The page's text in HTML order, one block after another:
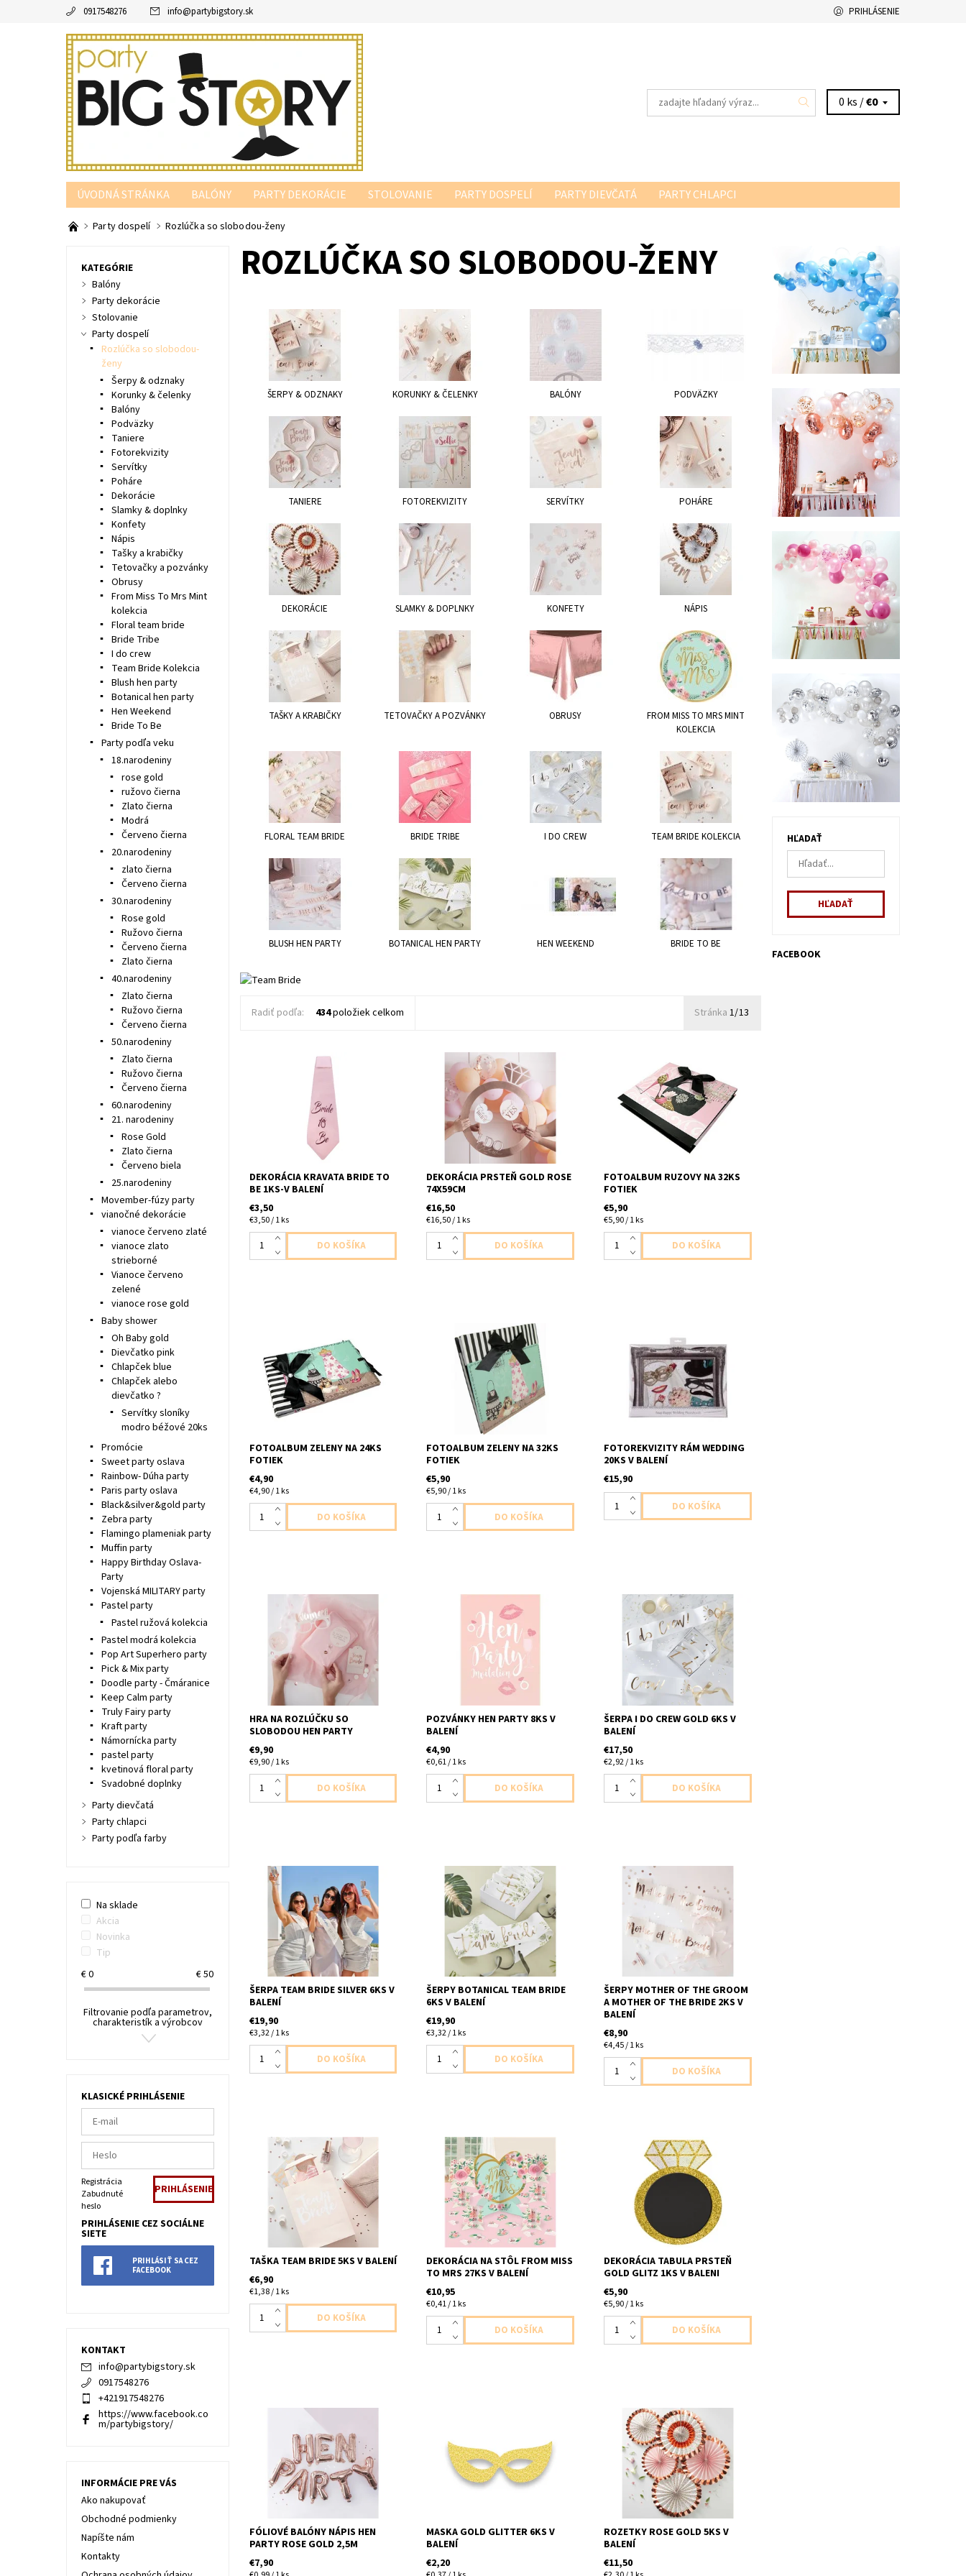
0917548276 info@partybigstory.sk PRIHLÁSENIE
0 ks /€0
ÚVODNÁ STRÁNKA BALÓNY PARTY DEKORÁCIE STOLOVANIE PARTY DOSPELÍ PARTY DIEVČATÁ
PARTY CHLAPCI
PARTY PODĽA FARBY
Party dospelí Rozlúčka so slobodou-ženy
ROZLÚČKA SO SLOBODOU-ŽENY
ŠERPY & ODZNAKY KORUNKY & ČELENKY BALÓNY PODVÄZKY
TANIERE FOTOREKVIZITY SERVÍTKY POHÁRE
DEKORÁCIE SLAMKY & DOPLNKY KONFETY NÁPIS
TAŠKY A KRABIČKY TETOVAČKY A POZVÁNKY OBRUSY
FROM MISS TO MRS MINT
KOLEKCIA
FLORAL TEAM BRIDE BRIDE TRIBE I DO CREW TEAM BRIDE KOLEKCIA
BLUSH HEN PARTY BOTANICAL HEN PARTY HEN WEEKEND BRIDE TO BE
Radiť podľa: 434položiek celkom Stránka 1/13
textilana Kravata nastavajuca
nevesta 1ks v baleni dlzka cca
23,5cm uni velkost na gumičke
DEKORÁCIA KRAVATA BRIDE TO
BE 1KS-V BALENÍ
€3,50
€3,50 / 1 ks
Fotorekvizita veľký prsteň
papierovy ruzovo zlaty 1ks v
baleni velkost 74x59cm
DEKORÁCIA PRSTEŇ GOLD ROSE
74X59CM
€16,50
€16,50 / 1 ks
Fotoalbum ruzovy na 32ks fotiek
FOTOALBUM RUZOVY NA 32KS
FOTIEK
€5,90
€5,90 / 1 ks
Fotoalbum zeleny na 24ks fotiek
FOTOALBUM ZELENY NA 24KS
FOTIEK
€4,90
€4,90 / 1 ks
Fotoalbum zeleny na 32ks fotiek
FOTOALBUM ZELENY NA 32KS
FOTIEK
€5,90
€5,90 / 1 ks
papierové fotorekvizity balenie
obsahuje 20ks rôznych druhov
rekvizít
FOTOREKVIZITY RÁM WEDDING
20KS V BALENÍ
€15,90
hra obsahuje: 1x okuliare s
nápisom Winner 15x kartička, kde
je potrebné napísať úlohu pre
nevestu a družičky popis v
anglickom jazyku 1x pravidlá 10x
jemný papier na zabalenie...
HRA NA ROZLÚČKU SO
SLOBODOU HEN PARTY
€9,90
€9,90 / 1 ks
papierove pozvanky 8ks v balení
19,8x13,4cm
POZVÁNKY HEN PARTY 8KS V
BALENÍ
€4,90
€0,61 / 1 ks
papierova serpa biela so zlatym
napisom moja posadka obsahuje:
6x šerpa I Do Crew rozmery
10x75cm uni velkost
ŠERPA I DO CREW GOLD 6KS V
BALENÍ
€17,50
€2,92 / 1 ks
papierove serpa so striebornym
napisom tím nevesty 6ks v baleni
uni velkost na snurku
ŠERPA TEAM BRIDE SILVER 6KS V
BALENÍ
€19,90
€3,32 / 1 ks
papierova serpa sada tím nevesty
6ks v balení velkost uni
ŠERPY BOTANICAL TEAM BRIDE
6KS V BALENÍ
€19,90
€3,32 / 1 ks
Šerpa Mother of the groom &
Mother of the bride ( Mamina
ženícha a Mamina nevesty)
balenie obsahuje obe šerpy
velkost uni 10x75cm farba rose
ŠERPY MOTHER OF THE GROOM
A MOTHER OF THE BRIDE 2KS V
BALENÍ
€8,90
€4,45 / 1 ks
papierová taska s napisom Team
Bride 5ks v balení rozmery
15x20x9cm
TAŠKA TEAM BRIDE 5KS V BALENÍ
€6,90
€1,38 / 1 ks
Papierové dekorácie na stôl 27ks
v baleni balenie obsahuje 1x
veľkú dekoráciu s nápisom from
miss to mrs 32,5cm 2x dekorácia
kvety 17,7cm 4xdekorácia kvety
10,9cm ...
DEKORÁCIA NA STÔL FROM MISS
TO MRS 27KS V BALENÍ
€10,95
€0,41 / 1 ks
plastova dekoracia možnosť
písania vlastného textu 1ks v
baleni velkost 25,4x30,4cm
DEKORÁCIA TABULA PRSTEŇ
GOLD GLITZ 1KS V BALENI
€5,90
€5,90 / 1 ks
fóliové písmená
dievcenska/slepacia party 8ks
pismen v baleni balóny nie je
možné fúkať héliom, balóny by sa
nevznášali balenie obsahuje
slamku na fúkanie dlžka 2,5m
dodavame...
FÓLIOVÉ BALÓNY NÁPIS HEN
PARTY ROSE GOLD 2,5M
€7,90
trblietave 6ks v baleni velkost uni
na gumičku
MASKA GOLD GLITTER 6KS V
BALENÍ
€2,20
Papierové rozety ruzovo zlate
5ks v balení 3ks veľké 38cm 2ks
malé 28cm
ROZETKY ROSE GOLD 5KS V
BALENÍ
€11,50
KATEGÓRIE
Balóny
Party dekorácie
Stolovanie
Party dospelí
Rozlúčka so slobodou-
ženy
Šerpy & odznaky
Korunky & čelenky
Balóny
Podväzky
Taniere
Fotorekvizity
Servítky
Poháre
Dekorácie
Slamky & doplnky
Konfety
Nápis
Tašky a krabičky
Tetovačky a pozvánky
Obrusy
From Miss To Mrs Mint
kolekcia
Floral team bride
Bride Tribe
I do crew
Team Bride Kolekcia
Blush hen party
Botanical hen party
Hen Weekend
Bride To Be
Party podľa veku
18.narodeniny
rose gold
ružovo čierna
Zlato čierna
Modrá
Červeno čierna
20.narodeniny
zlato čierna
Červeno čierna
30.narodeniny
Rose gold
Ružovo čierna
Červeno čierna
Zlato čierna
40.narodeniny
Zlato čierna
Ružovo čierna
Červeno čierna
50.narodeniny
Zlato čierna
Ružovo čierna
Červeno čierna
60.narodeniny
21. narodeniny
Rose Gold
Zlato čierna
Červeno biela
25.narodeniny
Movember-fúzy party
vianočné dekorácie
vianoce červeno zlaté
vianoce zlato
strieborné
Vianoce červeno
zelené
vianoce rose gold
Baby shower
Oh Baby gold
Dievčatko pink
Chlapček blue
Chlapček alebo
dievčatko ?
Servítky sloníky
modro béžové 20ks
Promócie
Sweet party oslava
Rainbow- Dúha party
Paris party oslava
Black&silver&gold party
Zebra party
Flamingo plameniak party
Muffin party
Happy Birthday Oslava-
Party
Vojenská MILITARY party
Pastel party
Pastel ružová kolekcia
Pastel modrá kolekcia
Pop Art Superhero party
Pick & Mix party
Doodle party - Čmáranice
Keep Calm party
Truly Fairy party
Kraft party
Námornícka party
pastel party
kvetinová floral party
Svadobné doplnky
Party dievčatá
Party chlapci
Party podľa farby
Na sklade
Akcia
Novinka
Tip
€0 €50
Filtrovanie podľa parametrov,
charakteristík a výrobcov
KLASICKÉ PRIHLÁSENIE
Registrácia
Zabudnuté
heslo
PRIHLÁSENIE CEZ SOCIÁLNE
SIETE
PRIHLÁSIŤ SA CEZ
FACEBOOK
KONTAKT
info@partybigstory.sk
0917548276
+421917548276
https://www.facebook.co
m/partybigstory/
INFORMÁCIE PRE VÁS
Ako nakupovať
Obchodné podmienky
Napíšte nám
Kontakty
HĽADAŤ
FACEBOOK